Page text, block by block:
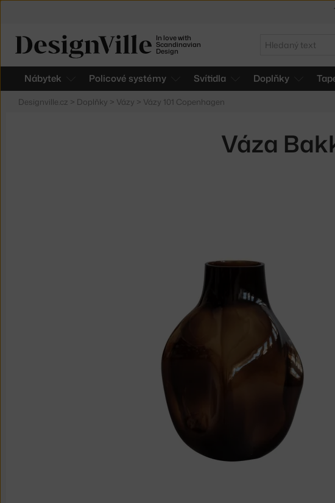
In love with
Scandinavian
Design
Hledat
Nábytek Policové systémy Svítidla Doplňky
Designville.cz > Doplňky > Vázy > Vázy 101 Copenhagen
Váza